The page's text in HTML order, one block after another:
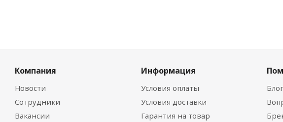
Компания
Новости
Сотрудники
Вакансии
Информация
Условия оплаты
Условия доставки
Гарантия на товар
Блог